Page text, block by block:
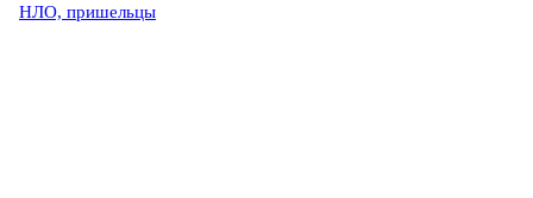
НЛО, пришельцы